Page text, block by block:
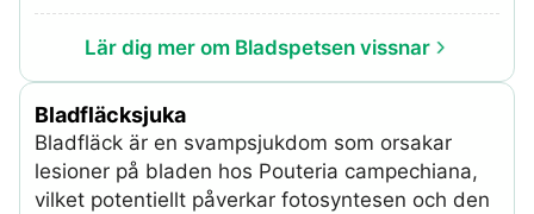
Lär dig mer om Bladspetsen vissnar
Bladfläcksjuka
Bladfläck är en svampsjukdom som orsakar
lesioner på bladen hos Pouteria campechiana,
vilket potentiellt påverkar fotosyntesen och den